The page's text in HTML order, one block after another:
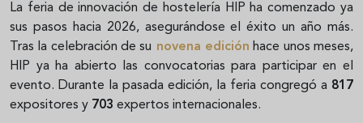
La feria de innovación de hostelería HIP ha comenzado ya
sus pasos hacia 2026, asegurándose el éxito un año más.
Tras la celebración de su novena edición hace unos meses,
HIP ya ha abierto las convocatorias para participar en el
evento. Durante la pasada edición, la feria congregó a 817
expositores y 703 expertos internacionales.